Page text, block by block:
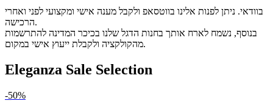
בוודאי. ניתן לפנות אלינו בווטסאפ ולקבל מענה אישי ומקצועי לפני ואחרי
הרכישה.
בנוסף, נשמח לארח אותך בחנות הדגל שלנו בכיכר המדינה להתרשמות
מהקולקציה ולקבלת ייעוץ אישי במקום.
Eleganza Sale Selection
-50%